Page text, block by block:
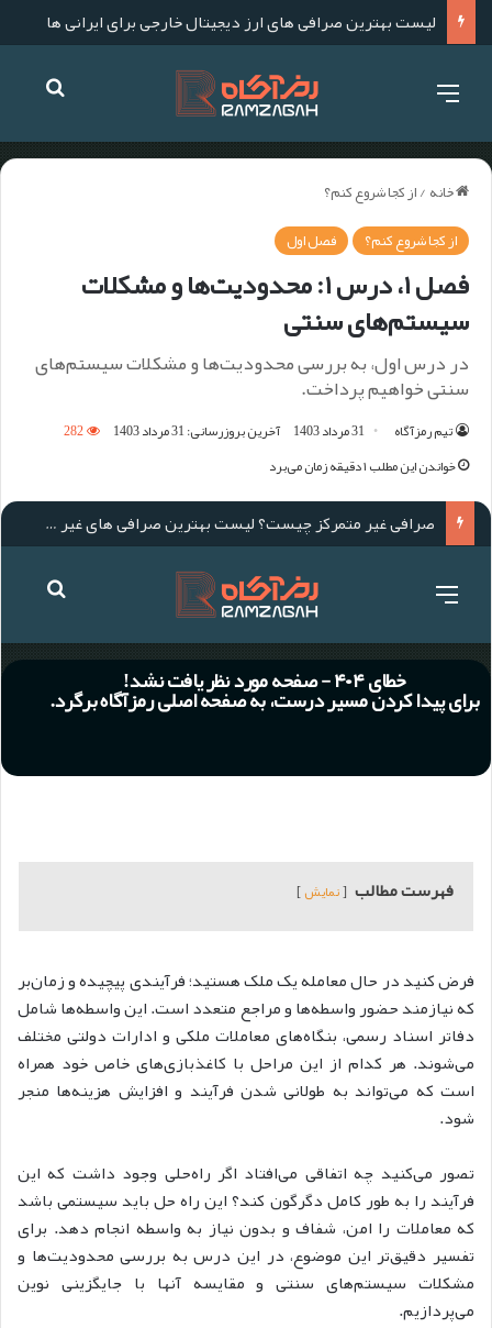
لیست بهترین صرافی های ارز دیجیتال خارجی برای ایرانی ها
خانه/از کجا شروع کنم؟
از کجا شروع کنم؟
فصل اول
فصل ۱، درس ۱: محدودیت‌ها و مشکلات
سیستم‌های سنتی
در درس اول، به بررسی محدودیت‌ها و مشکلات سیستم‌های
سنتی خواهیم پرداخت.
تیم رمزآگاه 31 مرداد 1403 آخرین بروزرسانی: 31 مرداد 1403
282
خواندن این مطلب ۱ دقیقه زمان می‌برد
فهرست مطالب نمایش
فرض کنید در حال معامله یک ملک هستید؛ فرآیندی پیچیده و زمان‌بر
که نیازمند حضور واسطه‌ها و مراجع متعدد است. این واسطه‌ها شامل
دفاتر اسناد رسمی، بنگاه‌های معاملات ملکی و ادارات دولتی مختلف
می‌شوند. هر کدام از این مراحل با کاغذبازی‌های خاص خود همراه
است که می‌تواند به طولانی شدن فرآیند و افزایش هزینه‌ها منجر
شود.
تصور می‌کنید چه اتفاقی می‌افتاد اگر راه‌حلی وجود داشت که این
فرآیند را به طور کامل دگرگون کند؟ این راه حل باید سیستمی باشد
که معاملات را امن، شفاف و بدون نیاز به واسطه انجام دهد. برای
تفسیر دقیق‌تر این موضوع، در این درس به بررسی محدودیت‌ها و
مشکلات سیستم‌های سنتی و مقایسه آنها با جایگزینی نوین
می‌پردازیم.